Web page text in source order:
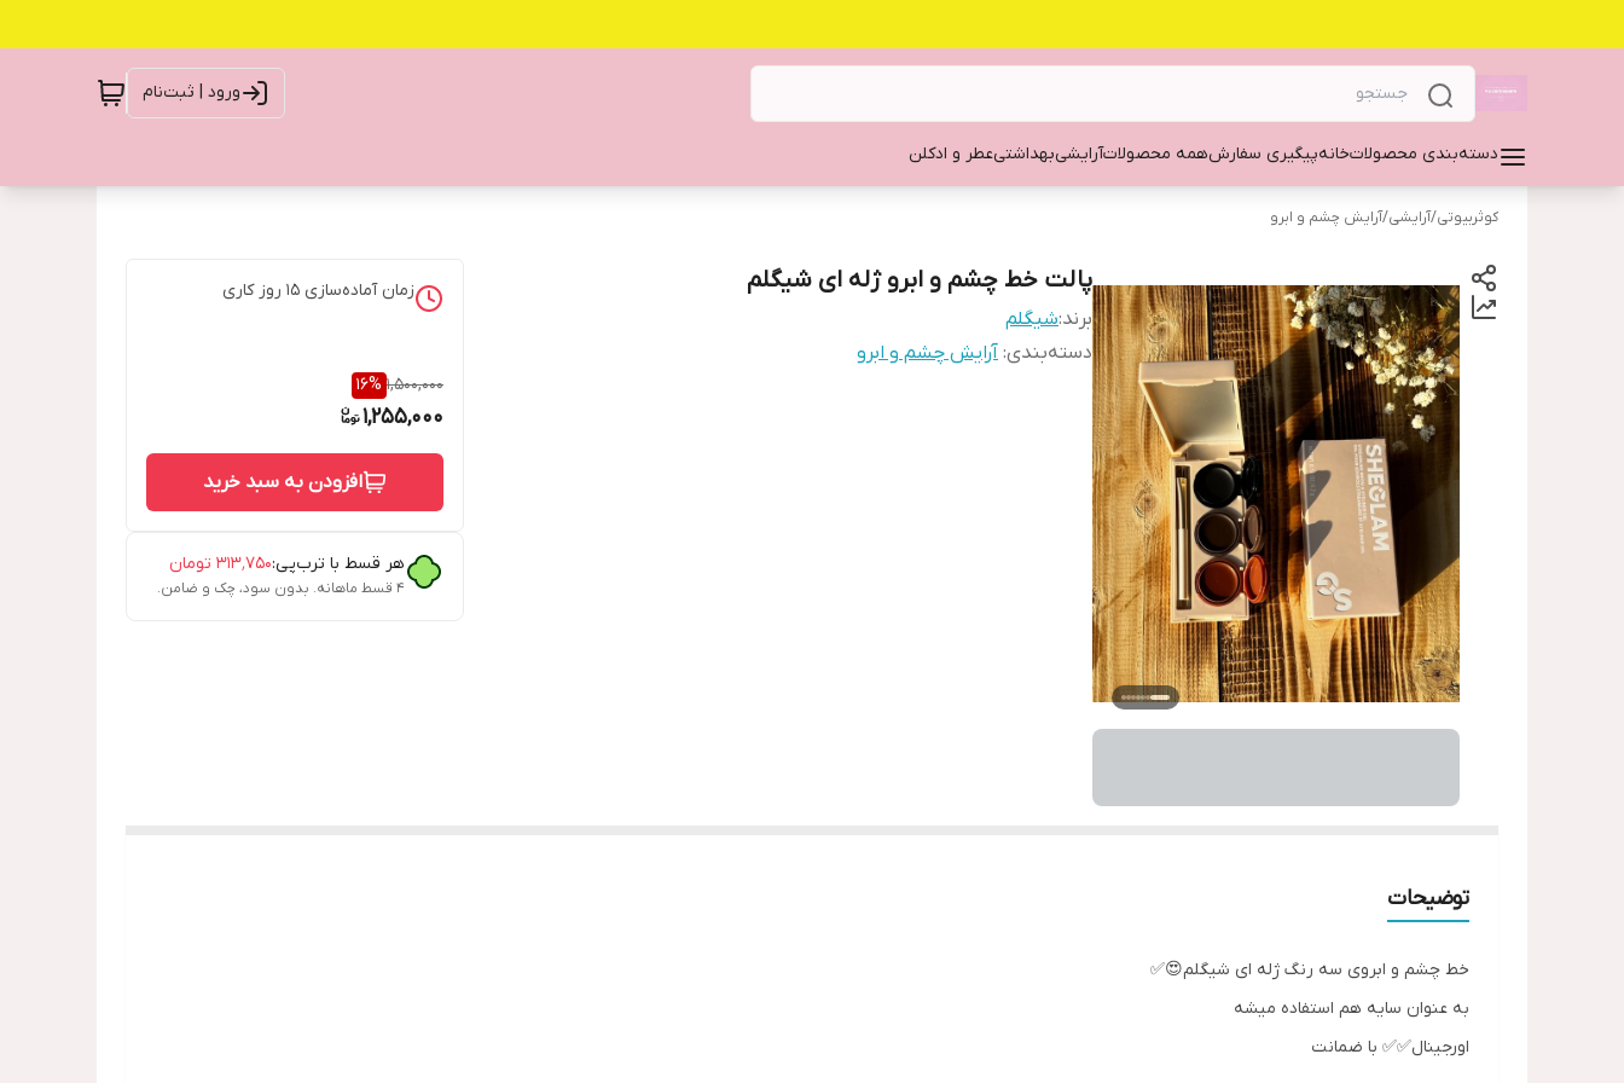
ورود | ثبت‌نام
دسته‌بندی محصولاتخانهپیگیری سفارشهمه محصولاتآرایشیبهداشتیعطر و ادکلن
کوثربیوتی/آرایشی/آرایش چشم و ابرو
پالت خط چشم و ابرو ژله ای شیگلم
برند:شیگلم
دسته‌بندی: آرایش چشم و ابرو
زمان آماده‌سازی 15 روز کاری
1,500,000
16%
1,255,000
افزودن به سبد خرید
هر قسط با ترب‌پی:۳۱۳٬۷۵۰ تومان
۴ قسط ماهانه. بدون سود، چک و ضامن.
توضیحات
خط چشم و ابروی سه رنگ ژله ای شیگلم😍✅
به عنوان سایه هم استفاده میشه
اورجینال✅✅ با ضمانت